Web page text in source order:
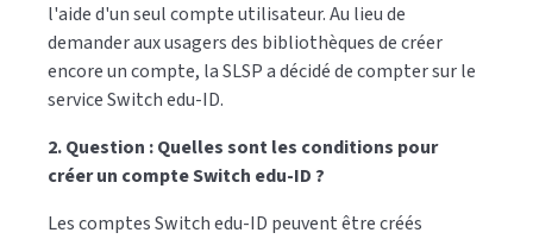
l'aide d'un seul compte utilisateur. Au lieu de
demander aux usagers des bibliothèques de créer
encore un compte, la SLSP a décidé de compter sur le
service Switch edu-ID.
2. Question : Quelles sont les conditions pour
créer un compte Switch edu-ID ?
Les comptes Switch edu-ID peuvent être créés